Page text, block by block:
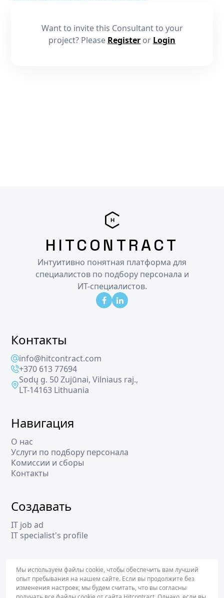
Мы используем файлы cookie, чтобы обеспечить вам лучший
опыт пребывания на нашем сайте. Если вы продолжите без
изменения настроек, мы будем считать, что вы согласны
Want to invite this Consultant to your
project? Please Register or Login
HITCONTRACT
Интуитивно понятная платформа для
специалистов по подбору персонала и
ИТ-специалистов.
Контакты
info@hitcontract.com
+370 613 77694
Sodų g. 50 Zujūnai, Vilniaus raj.,
LT-14163 Lithuania
Навигация
О нас
Услуги по подбору персонала
Комиссии и сборы
Контакты
Создавать
IT job ad
IT specialist's profile
Подписка